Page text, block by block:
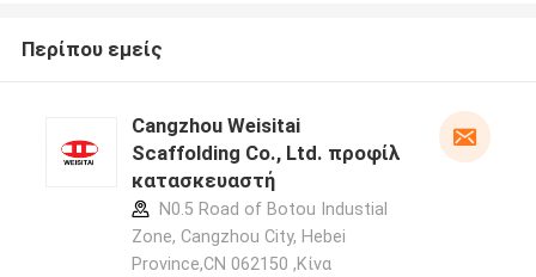
Περίπου εμείς
Cangzhou Weisitai
Scaffolding Co., Ltd. προφίλ
κατασκευαστή
N0.5 Road of Botou Industial
Zone, Cangzhou City, Hebei
Province,CN 062150 ,Κίνα